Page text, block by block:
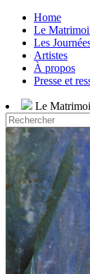
Home
Le
Les
Artistes
À propos
Presse et
Le